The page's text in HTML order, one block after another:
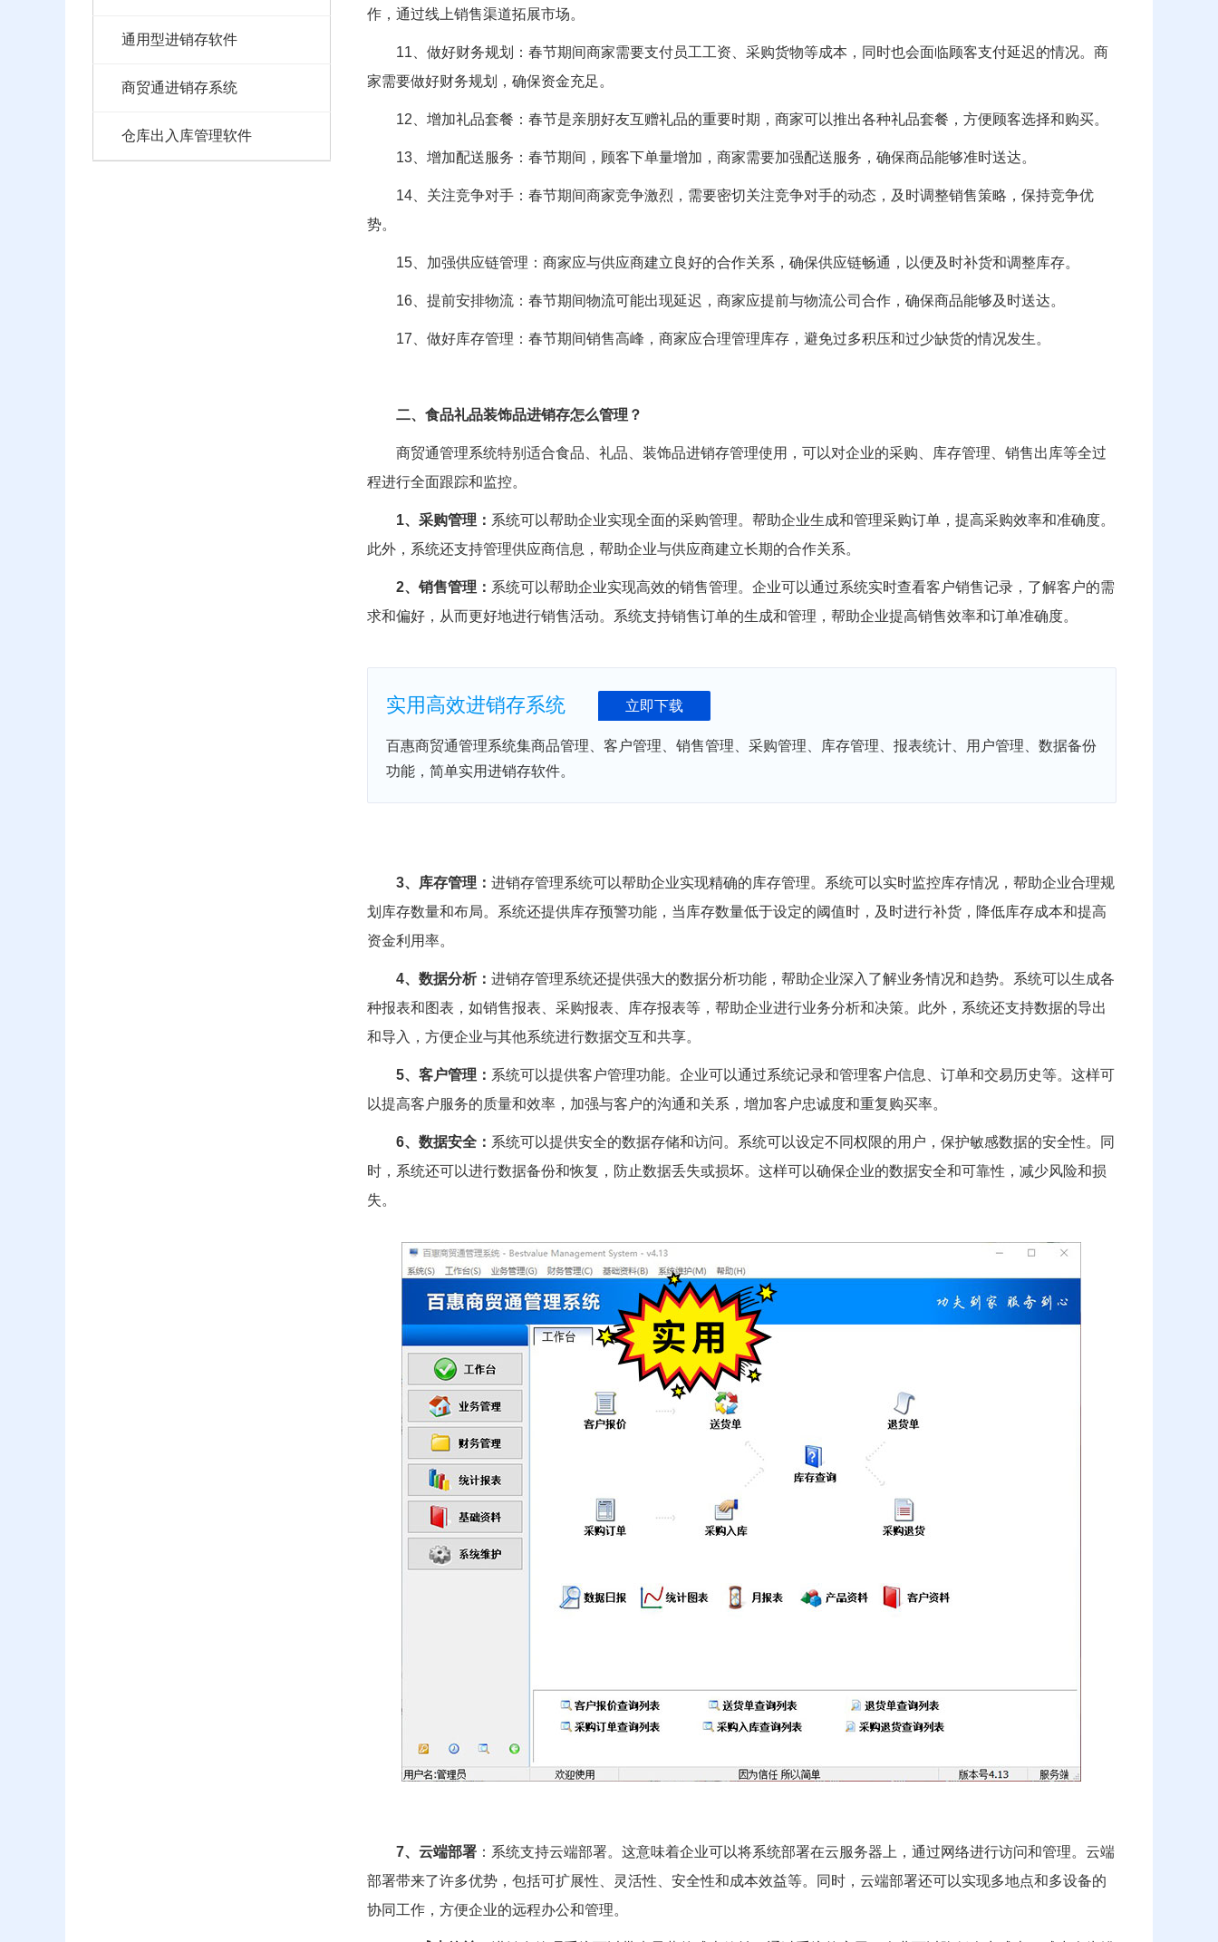
通用型进销存软件
商贸通进销存系统
仓库出入库管理软件
作，通过线上销售渠道拓展市场。
11、做好财务规划：春节期间商家需要支付员工工资、采购货物等成本，同时也会面临顾客支付延迟的情况。商
家需要做好财务规划，确保资金充足。
12、增加礼品套餐：春节是亲朋好友互赠礼品的重要时期，商家可以推出各种礼品套餐，方便顾客选择和购买。
13、增加配送服务：春节期间，顾客下单量增加，商家需要加强配送服务，确保商品能够准时送达。
14、关注竞争对手：春节期间商家竞争激烈，需要密切关注竞争对手的动态，及时调整销售策略，保持竞争优
势。
15、加强供应链管理：商家应与供应商建立良好的合作关系，确保供应链畅通，以便及时补货和调整库存。
16、提前安排物流：春节期间物流可能出现延迟，商家应提前与物流公司合作，确保商品能够及时送达。
17、做好库存管理：春节期间销售高峰，商家应合理管理库存，避免过多积压和过少缺货的情况发生。
二、食品礼品装饰品进销存怎么管理？
商贸通管理系统特别适合食品、礼品、装饰品进销存管理使用，可以对企业的采购、库存管理、销售出库等全过
程进行全面跟踪和监控。
1、采购管理： 系统可以帮助企业实现全面的采购管理。帮助企业生成和管理采购订单，提高采购效率和准确度。
此外，系统还支持管理供应商信息，帮助企业与供应商建立长期的合作关系。
2、销售管理： 系统可以帮助企业实现高效的销售管理。企业可以通过系统实时查看客户销售记录，了解客户的需
求和偏好，从而更好地进行销售活动。系统支持销售订单的生成和管理，帮助企业提高销售效率和订单准确度。
实用高效进销存系统 立即下载
百惠商贸通管理系统集商品管理、客户管理、销售管理、采购管理、库存管理、报表统计、用户管理、数据备份
功能，简单实用进销存软件。
3、库存管理： 进销存管理系统可以帮助企业实现精确的库存管理。系统可以实时监控库存情况，帮助企业合理规
划库存数量和布局。系统还提供库存预警功能，当库存数量低于设定的阈值时，及时进行补货，降低库存成本和提高
资金利用率。
4、数据分析： 进销存管理系统还提供强大的数据分析功能，帮助企业深入了解业务情况和趋势。系统可以生成各
种报表和图表，如销售报表、采购报表、库存报表等，帮助企业进行业务分析和决策。此外，系统还支持数据的导出
和导入，方便企业与其他系统进行数据交互和共享。
5、客户管理： 系统可以提供客户管理功能。企业可以通过系统记录和管理客户信息、订单和交易历史等。这样可
以提高客户服务的质量和效率，加强与客户的沟通和关系，增加客户忠诚度和重复购买率。
6、数据安全： 系统可以提供安全的数据存储和访问。系统可以设定不同权限的用户，保护敏感数据的安全性。同
时，系统还可以进行数据备份和恢复，防止数据丢失或损坏。这样可以确保企业的数据安全和可靠性，减少风险和损
失。
7、云端部署：系统支持云端部署。这意味着企业可以将系统部署在云服务器上，通过网络进行访问和管理。云端
部署带来了许多优势，包括可扩展性、灵活性、安全性和成本效益等。同时，云端部署还可以实现多地点和多设备的
协同工作，方便企业的远程办公和管理。